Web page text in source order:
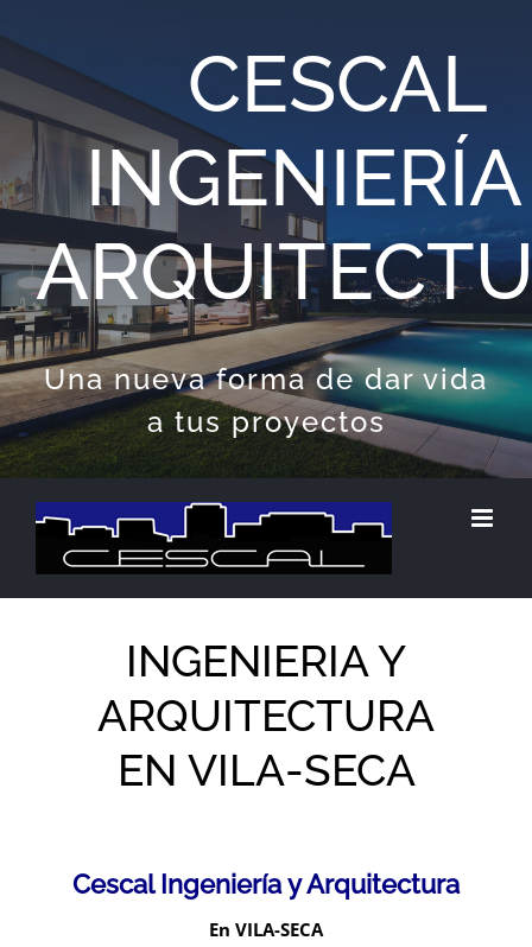
contenido
CESCAL
Una nueva forma de dar vida
a tus proyectos
INGENIERIA Y
ARQUITECTURA
EN VILA-SECA
Cescal Ingeniería y Arquitectura
En VILA-SECA